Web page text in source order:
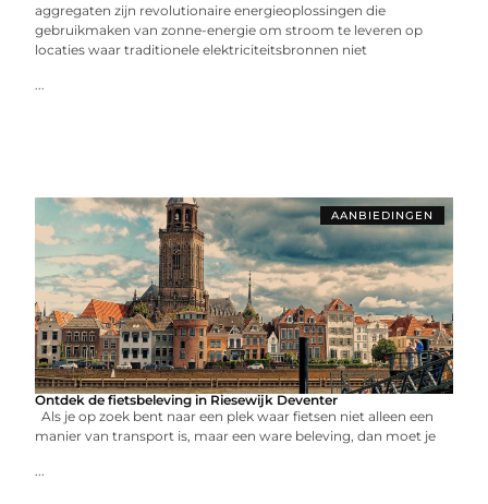
aggregaten zijn revolutionaire energieoplossingen die
gebruikmaken van zonne-energie om stroom te leveren op
locaties waar traditionele elektriciteitsbronnen niet
...
AANBIEDINGEN
Ontdek de fietsbeleving in Riesewijk Deventer
Als je op zoek bent naar een plek waar fietsen niet alleen een
manier van transport is, maar een ware beleving, dan moet je
...